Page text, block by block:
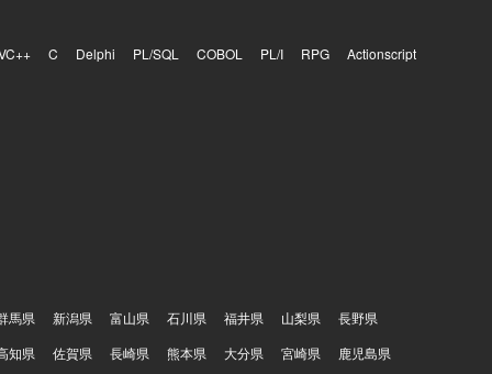
C Delphi PL/SQL COBOL PL/I RPG
Actionscript
馬県 新潟県 富山県 石川県 福井県 山梨県
長野県
知県 佐賀県 長崎県 熊本県 大分県 宮崎県 鹿児島県